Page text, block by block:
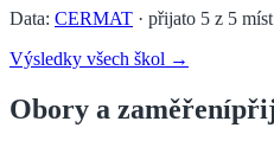
Data: CERMAT · přijato 5 z 5 míst
Výsledky všech škol →
Obory a zaměření